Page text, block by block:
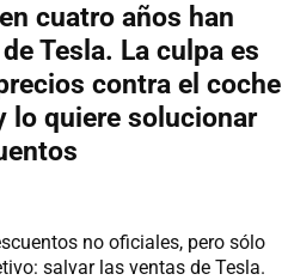
cuatro años han
Tesla. La culpa es
contra el coche
lo quiere solucionar
no oficiales, pero sólo
salvar las ventas de Tesla.